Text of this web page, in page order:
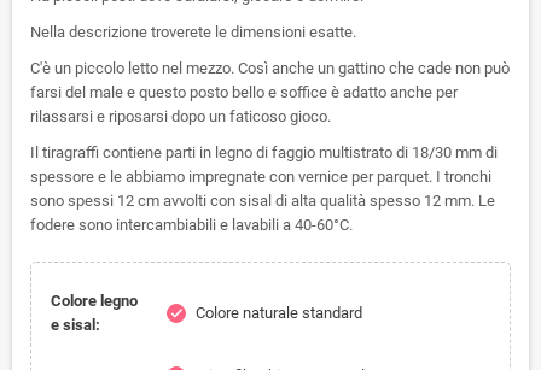
Nella descrizione troverete le dimensioni esatte.
C'è un piccolo letto nel mezzo. Così anche un gattino che cade non può
farsi del male e questo posto bello e soffice è adatto anche per
rilassarsi e riposarsi dopo un faticoso gioco.
Il tiragraffi contiene parti in legno di faggio multistrato di 18/30 mm di
spessore e le abbiamo impregnate con vernice per parquet. I tronchi
sono spessi 12 cm avvolti con sisal di alta qualità spesso 12 mm. Le
fodere sono intercambiabili e lavabili a 40-60°C.
Colore legno
e sisal:
check Colore naturale standard